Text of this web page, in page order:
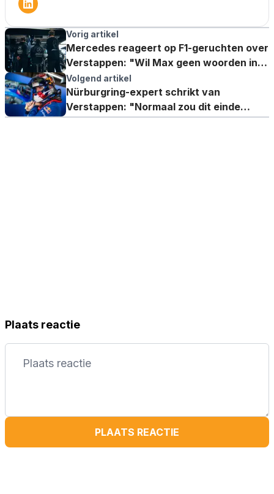
Vorig artikel
Mercedes reageert op F1-geruchten over
Verstappen: "Wil Max geen woorden in
de mond leggen"
Volgend artikel
Nürburgring-expert schrikt van
Verstappen: "Normaal zou dit einde
verhaal zijn"
Plaats reactie
PLAATS REACTIE